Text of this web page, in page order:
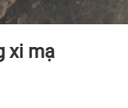
xi mạ